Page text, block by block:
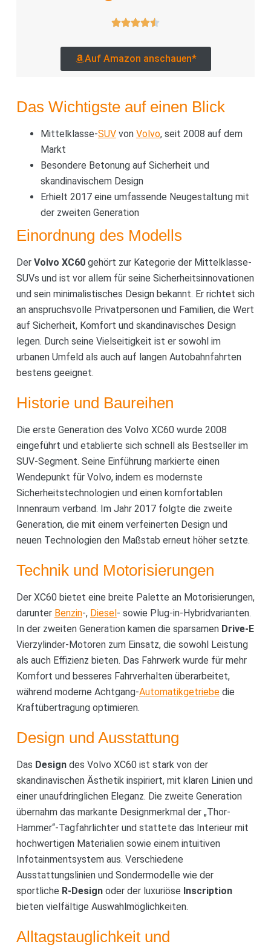
Auf Amazon anschauen*
Das Wichtigste auf einen Blick
Mittelklasse-SUVvon Volvo, seit 2008 auf dem
Markt
Besondere Betonung auf Sicherheit und
skandinavischem Design
Erhielt 2017 eine umfassende Neugestaltung mit
der zweiten Generation
Einordnung des Modells
Der Volvo XC60gehört zur Kategorie der Mittelklasse-
SUVs und ist vor allem für seine Sicherheitsinnovationen
und sein minimalistisches Design bekannt. Er richtet sich
an anspruchsvolle Privatpersonen und Familien, die Wert
auf Sicherheit, Komfort und skandinavisches Design
legen. Durch seine Vielseitigkeit ist er sowohl im
urbanen Umfeld als auch auf langen Autobahnfahrten
bestens geeignet.
Historie und Baureihen
Die erste Generation des Volvo XC60 wurde 2008
eingeführt und etablierte sich schnell als Bestseller im
SUV-Segment. Seine Einführung markierte einen
Wendepunkt für Volvo, indem es modernste
Sicherheitstechnologien und einen komfortablen
Innenraum verband. Im Jahr 2017 folgte die zweite
Generation, die mit einem verfeinerten Design und
neuen Technologien den Maßstab erneut höher setzte.
Technik und Motorisierungen
Der XC60 bietet eine breite Palette an Motorisierungen,
darunter Benzin-, Diesel- sowie Plug-in-Hybridvarianten.
In der zweiten Generation kamen die sparsamen Drive-E
Vierzylinder-Motoren zum Einsatz, die sowohl Leistung
als auch Effizienz bieten. Das Fahrwerk wurde für mehr
Komfort und besseres Fahrverhalten überarbeitet,
während moderne Achtgang-Automatikgetriebedie
Kraftübertragung optimieren.
Design und Ausstattung
Das Designdes Volvo XC60 ist stark von der
skandinavischen Ästhetik inspiriert, mit klaren Linien und
einer unaufdringlichen Eleganz. Die zweite Generation
übernahm das markante Designmerkmal der „Thor-
Hammer“-Tagfahrlichter und stattete das Interieur mit
hochwertigen Materialien sowie einem intuitiven
Infotainmentsystem aus. Verschiedene
Ausstattungslinien und Sondermodelle wie der
sportliche R-Designoder der luxuriöse Inscription
bieten vielfältige Auswahlmöglichkeiten.
Alltagstauglichkeit und